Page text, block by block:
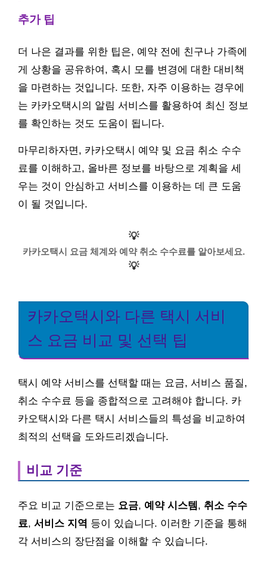
추가 팁
더 나은 결과를 위한 팁은, 예약 전에 친구나 가족에
게 상황을 공유하여, 혹시 모를 변경에 대한 대비책
을 마련하는 것입니다. 또한, 자주 이용하는 경우에
는 카카오택시의 알림 서비스를 활용하여 최신 정보
를 확인하는 것도 도움이 됩니다.
마무리하자면, 카카오택시 예약 및 요금 취소 수수
료를 이해하고, 올바른 정보를 바탕으로 계획을 세
우는 것이 안심하고 서비스를 이용하는 데 큰 도움
이 될 것입니다.
💡
카카오택시 요금 체계와 예약 취소 수수료를 알아보세요.
💡
카카오택시와 다른 택시 서비
스 요금 비교 및 선택 팁
택시 예약 서비스를 선택할 때는 요금, 서비스 품질,
취소 수수료 등을 종합적으로 고려해야 합니다. 카
카오택시와 다른 택시 서비스들의 특성을 비교하여
최적의 선택을 도와드리겠습니다.
비교 기준
주요 비교 기준으로는 요금, 예약 시스템 , 취소 수수
료, 서비스 지역 등이 있습니다. 이러한 기준을 통해
각 서비스의 장단점을 이해할 수 있습니다.